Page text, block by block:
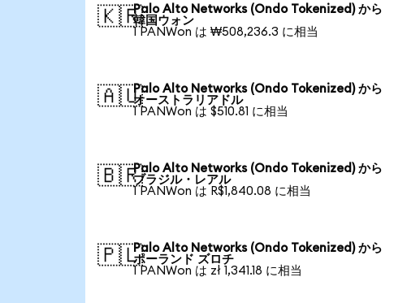
🇰🇷Palo Alto Networks (Ondo Tokenized) から
韓国ウォン
1 PANWon は ₩508,236.3 に相当
🇦🇺Palo Alto Networks (Ondo Tokenized) から
オーストラリアドル
1 PANWon は $510.81 に相当
🇧🇷Palo Alto Networks (Ondo Tokenized) から
ブラジル・レアル
1 PANWon は R$1,840.08 に相当
🇵🇱Palo Alto Networks (Ondo Tokenized) から
ポーランド ズロチ
1 PANWon は zł 1,341.18 に相当